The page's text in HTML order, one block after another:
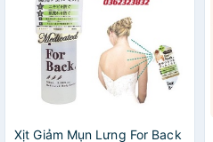
Xịt Giảm Mụn Lưng For Back